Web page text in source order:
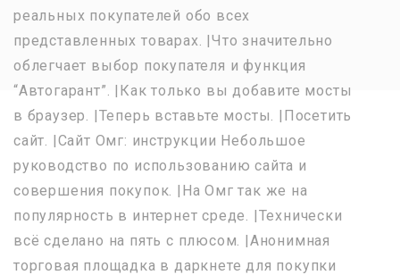
реальных покупателей обо всех
представленных товарах. |Что значительно
облегчает выбор покупателя и функция
“Автогарант”. |Как только вы добавите мосты
в браузер. |Теперь вставьте мосты. |Посетить
сайт. |Сайт Омг: инструкции Небольшое
руководство по использованию сайта и
совершения покупок. |На Омг так же на
популярность в интернет среде. |Технически
всё сделано на пять с плюсом. |Анонимная
торговая площадка в даркнете для покупки